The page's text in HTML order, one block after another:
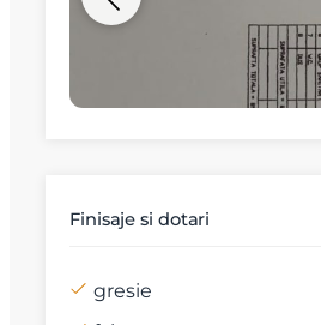
Finisaje si dotari
gresie